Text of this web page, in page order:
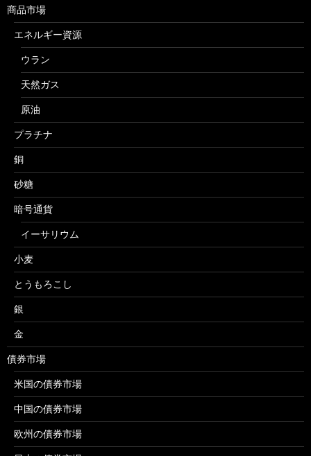
商品市場
エネルギー資源
ウラン
天然ガス
原油
プラチナ
銅
砂糖
暗号通貨
イーサリウム
小麦
とうもろこし
銀
金
債券市場
米国の債券市場
中国の債券市場
欧州の債券市場